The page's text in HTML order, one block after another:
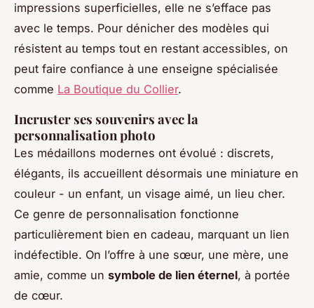
impressions superficielles, elle ne s’efface pas
avec le temps. Pour dénicher des modèles qui
résistent au temps tout en restant accessibles, on
peut faire confiance à une enseigne spécialisée
comme La Boutique du Collier.
Incruster ses souvenirs avec la
personnalisation photo
Les médaillons modernes ont évolué : discrets,
élégants, ils accueillent désormais une miniature en
couleur - un enfant, un visage aimé, un lieu cher.
Ce genre de personnalisation fonctionne
particulièrement bien en cadeau, marquant un lien
indéfectible. On l’offre à une sœur, une mère, une
amie, comme un symbole de lien éternel, à portée
de cœur.